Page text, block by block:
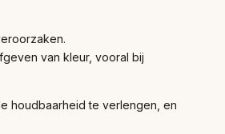
van kleur, vooral bij
houdbaarheid te verlengen, en